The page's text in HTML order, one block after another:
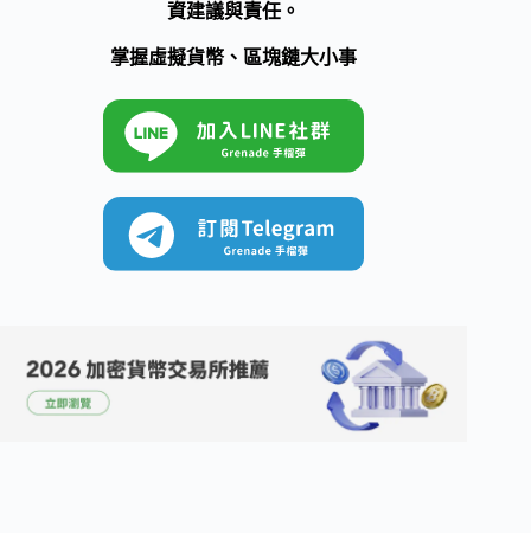
資建議與責任。
掌握虛擬貨幣、區塊鏈大小事